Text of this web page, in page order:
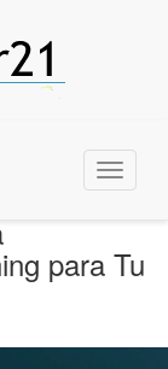
Menu
para Tu